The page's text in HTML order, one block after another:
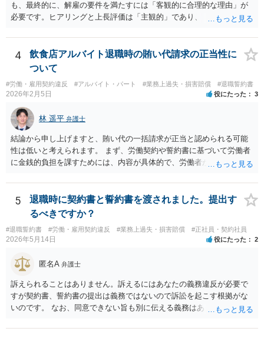
も、最終的に、解雇の要件を満たすには「客観的に合理的な理由」が
必要です。ヒアリングと上長評価は「主観的」であり、「客観的に合
利に使うのは難しいです。ですから、これを達成しなければ退職す
る、賃金減額を受け入れる、などの条件が自動的に発動されるもので
ない限り、PIPの定性評価が即解雇につながる可能性は高くなく、今回
をやれば退職させられると考えているケースが多いですが、PIPをやっ
ても、やらなくても、結局は労働契約法第16条の要件を満たさない限
り解雇はできないので、PIPは説得材料に用いられるにすぎず、結局は
パッケージの額と労働者の退職意思で決まるのです。IBM事件、ブル
ームバーグ事件など、有名な外資系企業での解雇事件の裁判例で、PIP
後の解雇が無効とされた例は珍しくありません。 他方、期限までにパ
ッケージを受け入れないと内容がダウンするというのは、会社側が一
般的に使うロジックです。そうしないと労働者側がいつまでも受諾を
延期しかねないからです。しかし、会社側はパッケージの金額を下げ
れば労働者が退職を拒む方向に働き、雇用継続しなければいけなくな
るので、ダウンするというロジックを本音ではなく駆け引きで使用し
ている可能性が高いです。４か月というのは、一般的な初回提示とし
ては低すぎず、高すぎずという水準ですので、本音ではこれで最終決
着したいと考えている可能性が高いと思います。 ではどうすればいい
た弁護士に大急ぎで評価してもらい、仮に労働審判に持ち込んだ場合
な資料を提供すれば、①過去のパフォーマンスがかなり悪いので４か
月なら十分、②過去のパフォーマンスに目立った落ち度はないので４
か月は少なすぎる、③過去のパフォーマンスはそれなりに落ち度があ
4
飲食店アルバイト退職時の賄い代請求の正当性に
ついて
#労働・雇用契約違反 #アルバイト・パート #業務上過失・損害賠償 #退職誓約書
2026年2月5日 役にたった 3
林 遥平 弁護士
結論から申し上げますと、賄い代の一括請求が正当と認められる可能
性は低いと考えられます。 まず、労働契約や誓約書に基づいて労働者
に金銭的負担を課すためには、内容が具体的で、労働者が事前に十分
り、賄い1回あたりの金額が事前に明示されておらず、「現物支給品」
の具体的内容や返還方法について説明がなく、給与明細にも賄い代や
現物支給としての記載がないといった点があり、どのような義務が生
じるのかが不明確です。このような条項を根拠に、退職時にまとめて
賄い代を請求することは、契約として有効とは言い難いと思います。
また、賄いが日常的に提供されていた場合、それは福利厚生の一環や
労務提供に付随する便宜と評価されるように思います。
5
退職時に契約書と誓約書を渡されました。提出す
るべきですか？
#退職誓約書 #労働・雇用契約違反 #業務上過失・損害賠償 #正社員・契約社員
2026年5月14日 役にたった 2
匿名A 弁護士
訴えられることはありません。訴えるにはあなたの義務違反が必要で
すが契約書、誓約書の提出は義務ではないので訴訟を起こす根拠がな
いのです。 なお、同意できない旨も別に伝える義務はありません（伝
ら労基に相談すれば十分と思います。 電話に出ると話の流れで上手く